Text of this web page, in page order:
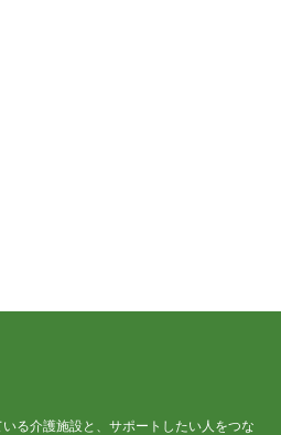
る介護施設と、サポートしたい人をつな